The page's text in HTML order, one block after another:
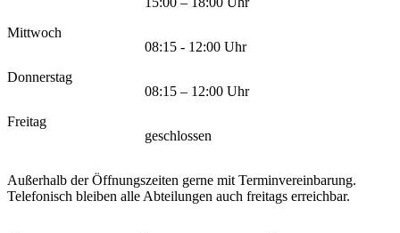
Mittwoch
08:15 - 12:00 Uhr
Donnerstag
08:15 – 12:00 Uhr
Freitag
geschlossen
Außerhalb der Öffnungszeiten gerne mit Terminvereinbarung.
Telefonisch bleiben alle Abteilungen auch freitags erreichbar.